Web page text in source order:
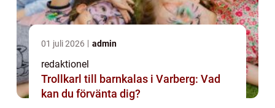
01 juli 2026 admin
redaktionel
Trollkarl till barnkalas i Varberg: Vad
kan du förvänta dig?